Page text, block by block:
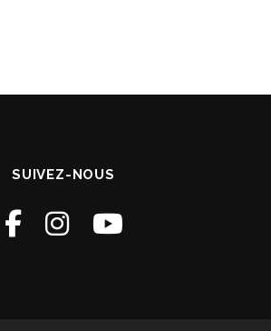
SUIVEZ-NOUS